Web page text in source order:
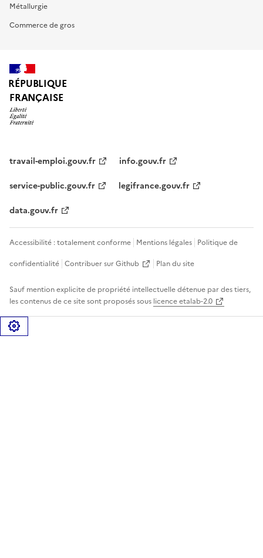
Métallurgie
Commerce de gros
RÉPUBLIQUE
FRANÇAISE
travail-emploi.gouv.fr
info.gouv.fr
service-public.gouv.fr
legifrance.gouv.fr
data.gouv.fr
Accessibilité : totalement conforme Mentions légales Politique de
confidentialité Contribuer sur Github Plan du site
Sauf mention explicite de propriété intellectuelle détenue par des tiers,
les contenus de ce site sont proposés sous licence etalab-2.0
Gérer les cookies